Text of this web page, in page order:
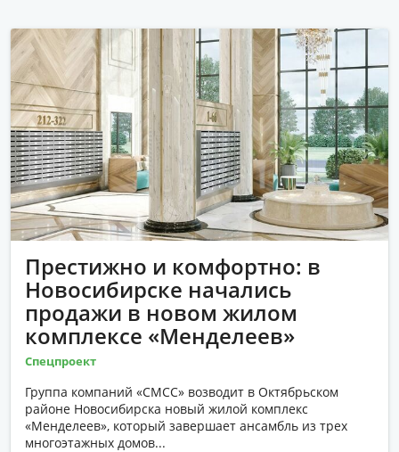
Престижно и комфортно: в
Новосибирске начались
продажи в новом жилом
комплексе «Менделеев»
Спецпроект
Группа компаний «СМСС» возводит в Октябрьском
районе Новосибирска новый жилой комплекс
«Менделеев», который завершает ансамбль из трех
многоэтажных домов...